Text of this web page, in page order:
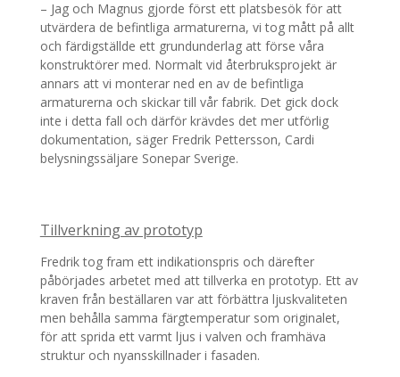
– Jag och Magnus gjorde först ett platsbesök för att
utvärdera de befintliga armaturerna, vi tog mått på allt
och färdigställde ett grundunderlag att förse våra
konstruktörer med. Normalt vid återbruksprojekt är
annars att vi monterar ned en av de befintliga
armaturerna och skickar till vår fabrik. Det gick dock
inte i detta fall och därför krävdes det mer utförlig
dokumentation, säger Fredrik Pettersson, Cardi
belysningssäljare Sonepar Sverige.
Tillverkning av prototyp
Fredrik tog fram ett indikationspris och därefter
påbörjades arbetet med att tillverka en prototyp. Ett av
kraven från beställaren var att förbättra ljuskvaliteten
men behålla samma färgtemperatur som originalet,
för att sprida ett varmt ljus i valven och framhäva
struktur och nyansskillnader i fasaden.